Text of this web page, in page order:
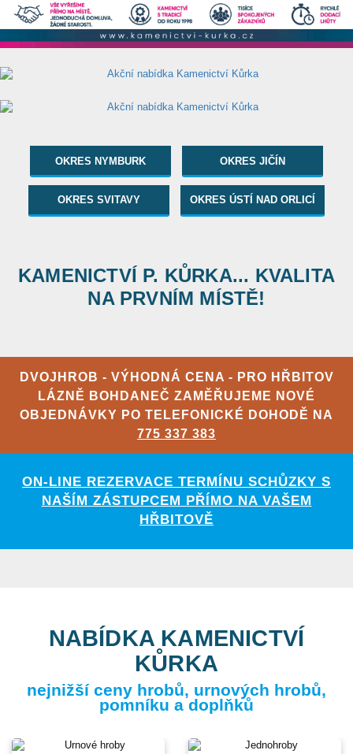
OKRES NYMBURK OKRES JIČÍN
OKRES SVITAVY OKRES ÚSTÍ NAD ORLICÍ
KAMENICTVÍ P. KŮRKA... KVALITA
NA PRVNÍM MÍSTĚ!
DVOJHROB - VÝHODNÁ CENA - PRO HŘBITOV
LÁZNĚ BOHDANEČ ZAMĚŘUJEME NOVÉ
OBJEDNÁVKY PO TELEFONICKÉ DOHODĚ NA
775 337 383
ON-LINE REZERVACE TERMÍNU SCHŮZKY S
NAŠÍM ZÁSTUPCEM PŘÍMO NA VAŠEM
HŘBITOVĚ
NABÍDKA KAMENICTVÍ
KŮRKA
nejnižší ceny hrobů, urnových hrobů,
pomníku a doplňků